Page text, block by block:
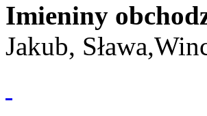
Imieniny
Jakub,